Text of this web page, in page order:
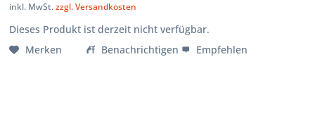
inkl. MwSt.zzgl. Versandkosten
Dieses Produkt ist derzeit nicht verfügbar.
Merken
Benachrichtigen Empfehlen